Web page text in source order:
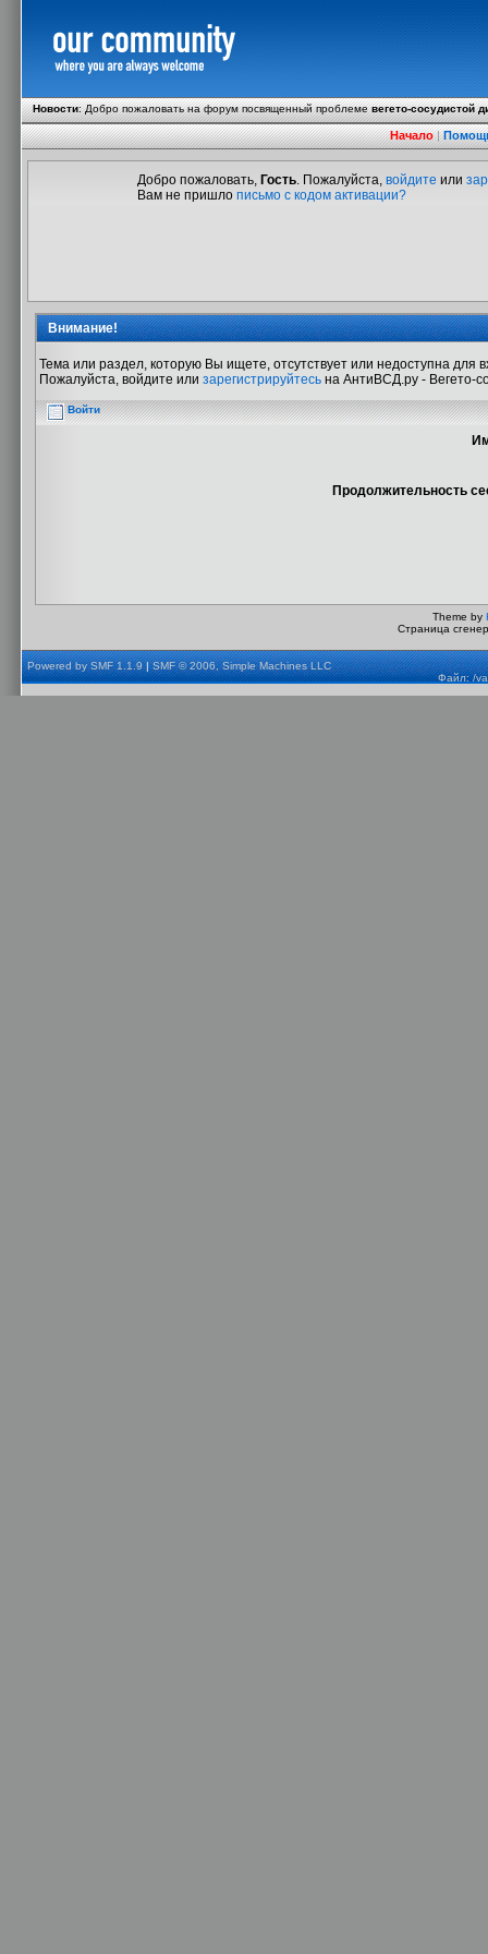
Новости:Добро пожаловать на форум посвященный проблемевегето-сосудистой
Начало|
Добро пожаловать, Гость. Пожалуйста, войдите или
Вам не пришло письмо с кодом активации?
Внимание!
Тема или раздел, которую Вы ищете, отсутствует или недоступна для
Пожалуйста, войдите или зарегистрируйтесь на АнтиВСД.ру - Вегето-
Войти
Продолжительность
Theme by
Страница
Powered by SMF 1.1.9|SMF © 2006, Simple Machines LLC
Файл: /